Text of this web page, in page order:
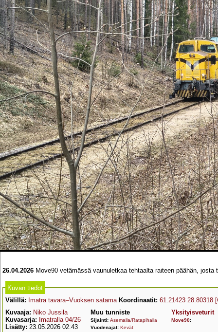
26.04.2026 Move90 vetämässä vaunuletkaa tehtaalta raiteen päähän, josta
Kuvan tiedot
Välillä: Imatra tavara–Vuoksen satama Koordinaatit: 61.21423 28.80318
Kuvaaja: Niko Jussila
Kuvasarja: Imatralla 04/26
Lisätty: 23.05.2026 02:43
Muu tunniste
Sijainti: Asemalla/Ratapihalla
Vuodenajat: Kevät
Yksityisveturit
Move90: